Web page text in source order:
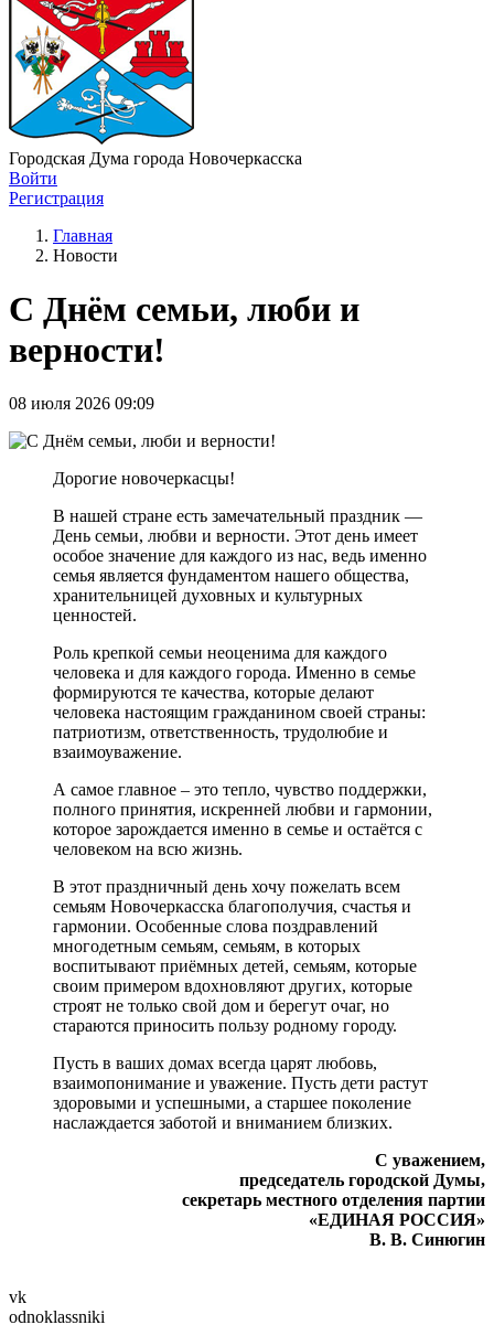
Городская Дума города Новочеркасска
Войти
Регистрация
Главная
Новости
С Днём семьи, люби и
верности!
08 июля 2026 09:09
Дорогие новочеркасцы!
В нашей стране есть замечательный праздник —
День семьи, любви и верности. Этот день имеет
особое значение для каждого из нас, ведь именно
семья является фундаментом нашего общества,
хранительницей духовных и культурных
ценностей.
Роль крепкой семьи неоценима для каждого
человека и для каждого города. Именно в семье
формируются те качества, которые делают
человека настоящим гражданином своей страны:
патриотизм, ответственность, трудолюбие и
взаимоуважение.
А самое главное – это тепло, чувство поддержки,
полного принятия, искренней любви и гармонии,
которое зарождается именно в семье и остаётся с
человеком на всю жизнь.
В этот праздничный день хочу пожелать всем
семьям Новочеркасска благополучия, счастья и
гармонии. Особенные слова поздравлений
многодетным семьям, семьям, в которых
воспитывают приёмных детей, семьям, которые
своим примером вдохновляют других, которые
строят не только свой дом и берегут очаг, но
стараются приносить пользу родному городу.
Пусть в ваших домах всегда царят любовь,
взаимопонимание и уважение. Пусть дети растут
здоровыми и успешными, а старшее поколение
наслаждается заботой и вниманием близких.
С уважением,
председатель городской Думы,
секретарь местного отделения партии
«ЕДИНАЯ РОССИЯ»
В. В. Синюгин
vk
odnoklassniki